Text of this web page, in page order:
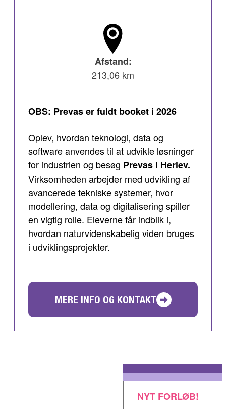
Afstand:
213,06 km
OBS: Prevas er fuldt booket i 2026
Oplev, hvordan teknologi, data og
software anvendes til at udvikle løsninger
for industrien og besøg Prevas i Herlev.
Virksomheden arbejder med udvikling af
avancerede tekniske systemer, hvor
modellering, data og digitalisering spiller
en vigtig rolle. Eleverne får indblik i,
hvordan naturvidenskabelig viden bruges
i udviklingsprojekter.
MERE INFO OG KONTAKT
NYT FORLØB!